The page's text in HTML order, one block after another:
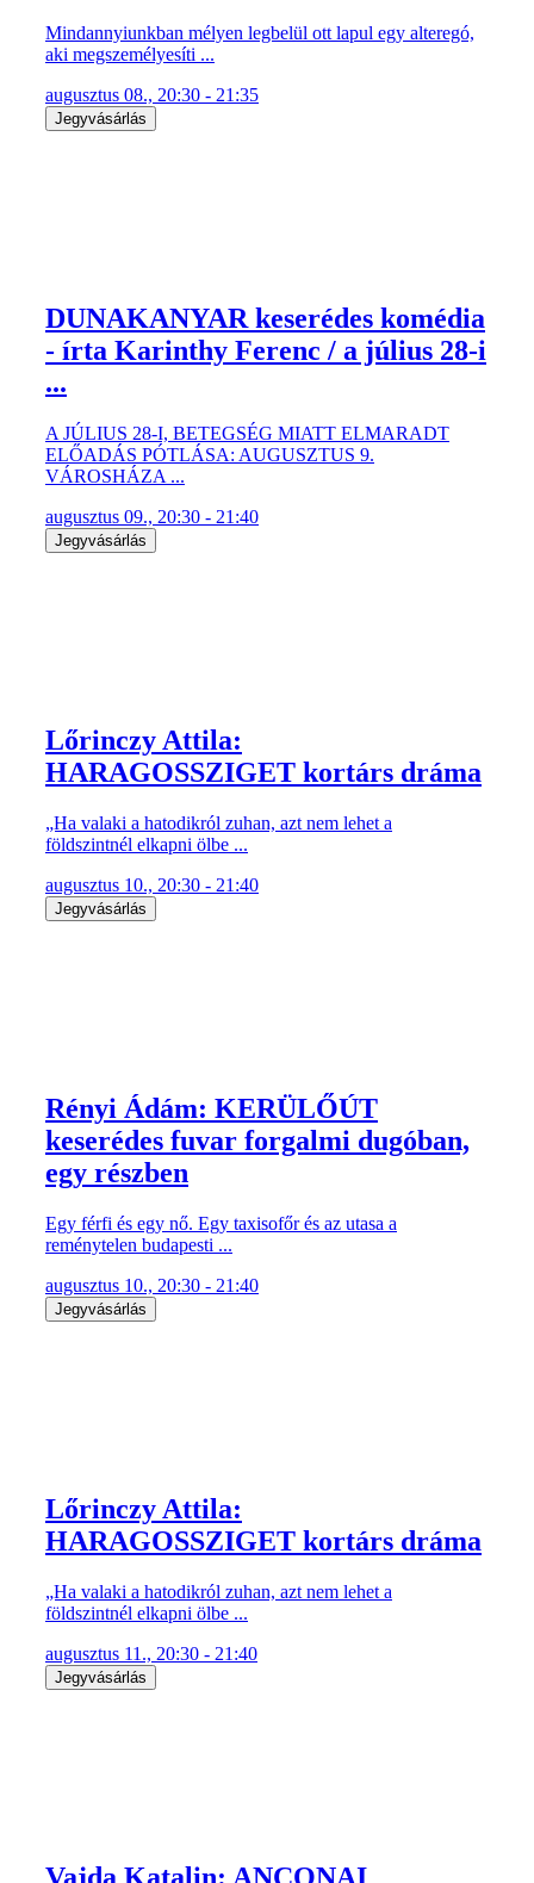
Mindannyiunkban mélyen legbelül ott lapul egy alteregó,
aki megszemélyesíti ...
augusztus 08., 20:30 - 21:35
Jegyvásárlás
DUNAKANYAR keserédes komédia
- írta Karinthy Ferenc / a július 28-i
...
A JÚLIUS 28-I, BETEGSÉG MIATT ELMARADT
ELŐADÁS PÓTLÁSA: AUGUSZTUS 9.
VÁROSHÁZA ...
augusztus 09., 20:30 - 21:40
Jegyvásárlás
Lőrinczy Attila:
HARAGOSSZIGET kortárs dráma
„Ha valaki a hatodikról zuhan, azt nem lehet a
földszintnél elkapni ölbe ...
augusztus 10., 20:30 - 21:40
Jegyvásárlás
Rényi Ádám: KERÜLŐÚT
keserédes fuvar forgalmi dugóban,
egy részben
Egy férfi és egy nő. Egy taxisofőr és az utasa a
reménytelen budapesti ...
augusztus 10., 20:30 - 21:40
Jegyvásárlás
Lőrinczy Attila:
HARAGOSSZIGET kortárs dráma
„Ha valaki a hatodikról zuhan, azt nem lehet a
földszintnél elkapni ölbe ...
augusztus 11., 20:30 - 21:40
Jegyvásárlás